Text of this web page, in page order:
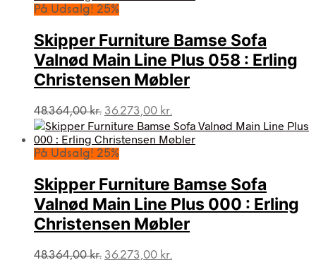
var:
På Udsalg! 25%
Skipper Furniture Bamse Sofa
Valnød Main Line Plus 058 : Erling
Christensen Møbler
48.364,00kr. Den
oprindelige
pris
var:
36.273,00 kr.
aktuelle
pris
På Udsalg! 25%
Skipper Furniture Bamse Sofa
Valnød Main Line Plus 000 : Erling
Christensen Møbler
48.364,00kr. Den
36.273,00 kr.